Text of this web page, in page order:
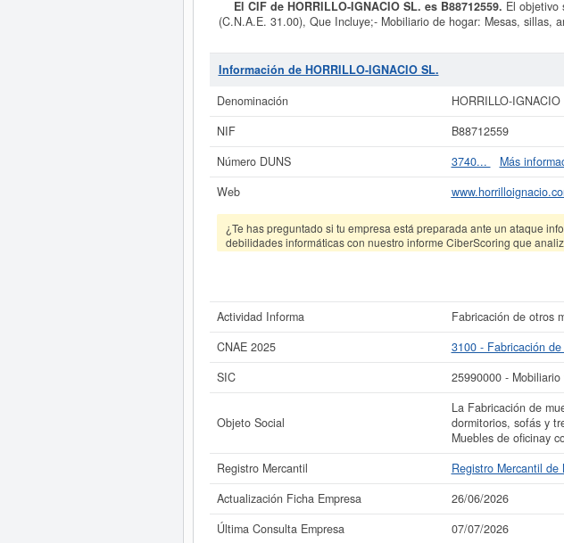
El CIF de HORRILLO-IGNACIO SL. es B88712559. El objetivo
(C.N.A.E. 31.00), Que Incluye;- Mobiliario de hogar: Mesas, sillas,
y conjuntos de cocina. Muebles de oficinay comercio:
clase CNAE a la que pertenece es 3100 - Fabricación de muebles.
Esta empresa acumula 2 consultas, la última se ha producido
el BORME es de 2 y aparece dada
Si está interesado en conocer más datos de la empresa
La última actualización del
Información de HORRILLO-IGNACIO SL.
Denominación
HORRILLO-IGNACIO
NIF
B88712559
Número DUNS
3740...
Más
Web
¿Te has preguntado si tu empresa está preparada ante un ataque
debilidades informáticas con nuestro informe CiberScoring que
Actividad Informa
Fabricación de otros
CNAE 2025
3100 - Fabricación
SIC
25990000 -
Objeto Social
La Fabricación de
dormitorios, sofás y
Muebles de oficinay
Registro Mercantil
Registro Mercantil de
Actualización Ficha Empresa
26/06/2026
Última Consulta Empresa
07/07/2026